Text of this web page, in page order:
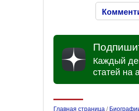
Каждый
статей на
Главная страница /